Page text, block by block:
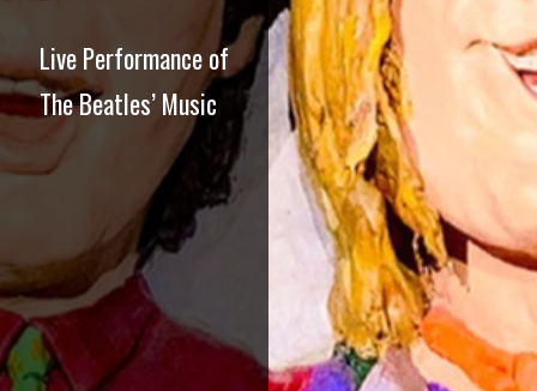
Live Performance of
The Beatles’ Music